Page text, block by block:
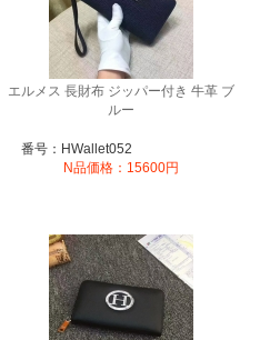
エルメス 長財布 ジッパー付き 牛革 ブ
ルー
番号：HWallet052
N品価格：15600円